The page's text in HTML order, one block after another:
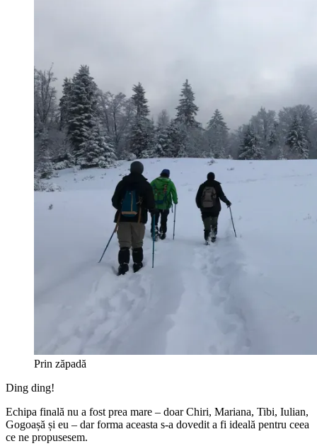
Prin zăpadă
Ding ding!
Echipa finală nu a fost prea mare – doar Chiri, Mariana, Tibi, Iulian,
Gogoașă și eu – dar forma aceasta s-a dovedit a fi ideală pentru ceea
ce ne propusesem.